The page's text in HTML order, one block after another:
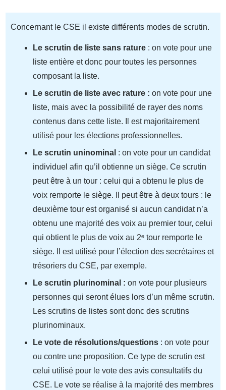
Concernant le CSE il existe différents modes de scrutin.
Le scrutin de liste sans rature : on vote pour une
liste entière et donc pour toutes les personnes
composant la liste.
Le scrutin de liste avec rature : on vote pour une
liste, mais avec la possibilité de rayer des noms
contenus dans cette liste. Il est majoritairement
utilisé pour les élections professionnelles.
Le scrutin uninominal : on vote pour un candidat
individuel afin qu’il obtienne un siège. Ce scrutin
peut être à un tour : celui qui a obtenu le plus de
voix remporte le siège. Il peut être à deux tours : le
deuxième tour est organisé si aucun candidat n’a
obtenu une majorité des voix au premier tour, celui
qui obtient le plus de voix au 2ᵉ tour remporte le
siège. Il est utilisé pour l’élection des secrétaires et
trésoriers du CSE, par exemple.
Le scrutin plurinominal : on vote pour plusieurs
personnes qui seront élues lors d’un même scrutin.
Les scrutins de listes sont donc des scrutins
plurinominaux.
Le vote de résolutions/questions : on vote pour
ou contre une proposition. Ce type de scrutin est
celui utilisé pour le vote des avis consultatifs du
CSE. Le vote se réalise à la majorité des membres